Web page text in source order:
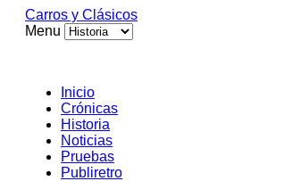
Carros y Clásicos
Menu
Inicio
Crónicas
Historia
Noticias
Pruebas
Publiretro